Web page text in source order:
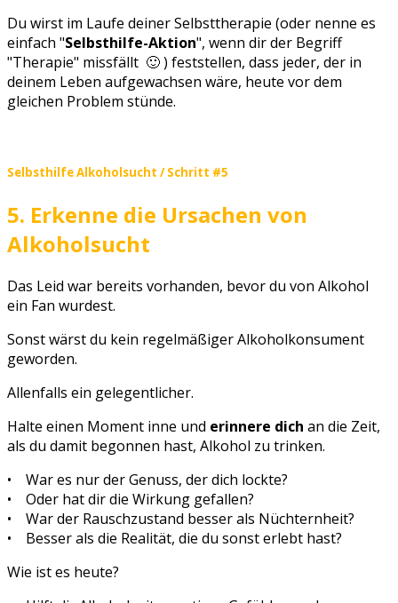
Du wirst im Laufe deiner Selbsttherapie (oder nenne es
einfach "Selbsthilfe-Aktion", wenn dir der Begriff
"Therapie" missfällt 🙂 ) feststellen, dass jeder, der in
deinem Leben aufgewachsen wäre, heute vor dem
gleichen Problem stünde.
Selbsthilfe Alkoholsucht / Schritt #5
5. Erkenne die Ursachen von
Alkoholsucht
Das Leid war bereits vorhanden, bevor du von Alkohol
ein Fan wurdest.
Sonst wärst du kein regelmäßiger Alkoholkonsument
geworden.
Allenfalls ein gelegentlicher.
Halte einen Moment inne und erinnere dich an die Zeit,
als du damit begonnen hast, Alkohol zu trinken.
• War es nur der Genuss, der dich lockte?
• Oder hat dir die Wirkung gefallen?
• War der Rauschzustand besser als Nüchternheit?
• Besser als die Realität, die du sonst erlebt hast?
Wie ist es heute?